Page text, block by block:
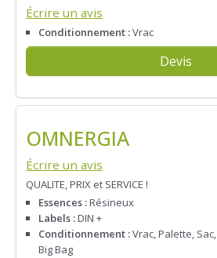
Écrire un avis
Conditionnement :Vrac
Devis
OMNERGIA
Écrire un avis
QUALITE, PRIX et SERVICE !
Essences :Résineux
Labels :DIN +
Conditionnement :Vrac, Palette, Sac,
Big Bag